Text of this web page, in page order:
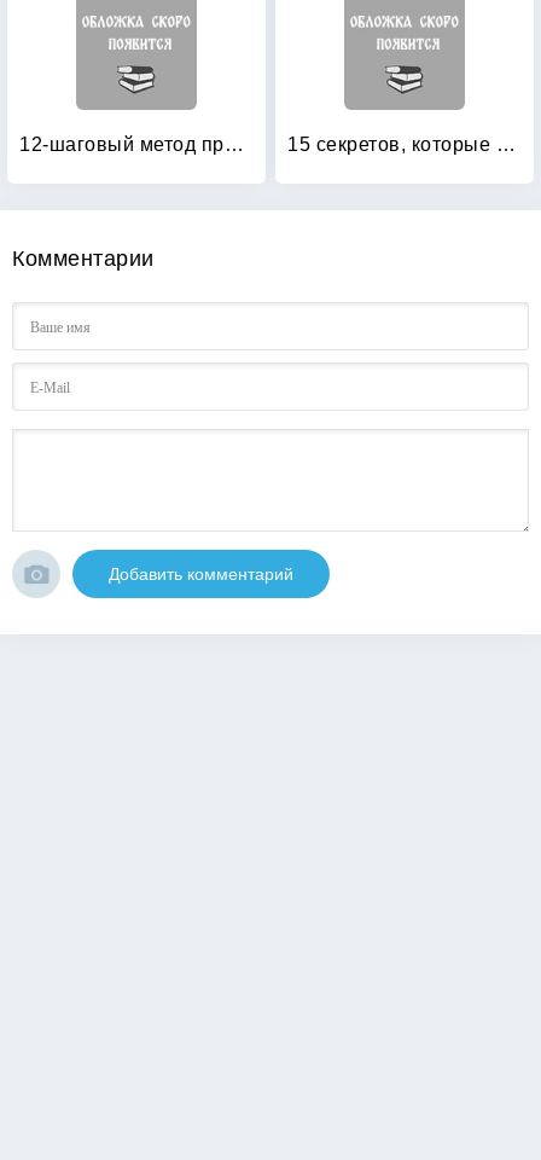
12-шаговый метод продать что угодно кому угодно 15 секретов, которые должен знать каждый сетевик
Комментарии